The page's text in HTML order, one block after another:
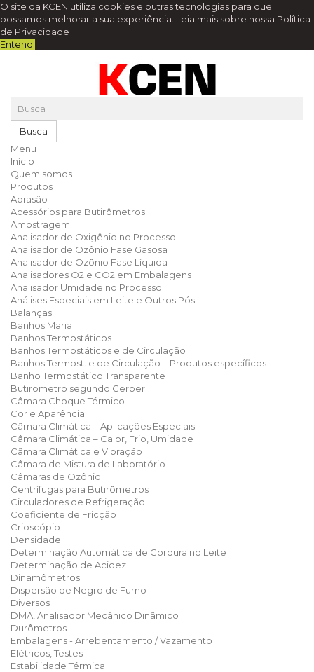
O site da KCEN utiliza cookies e outras tecnologias para que
possamos melhorar a sua experiência. Leia mais sobre nossa Política
de Privacidade
Entendi
Busca
Menu
Início
Quem somos
Produtos
Abrasão
Acessórios para Butirômetros
Amostragem
Analisador de Oxigênio no Processo
Analisador de Ozônio Fase Gasosa
Analisador de Ozônio Fase Líquida
Analisadores O2 e CO2 em Embalagens
Analisador Umidade no Processo
Análises Especiais em Leite e Outros Pós
Balanças
Banhos Maria
Banhos Termostáticos
Banhos Termostáticos e de Circulação
Banhos Termost. e de Circulação – Produtos específicos
Banho Termostático Transparente
Butirometro segundo Gerber
Câmara Choque Térmico
Cor e Aparência
Câmara Climática – Aplicações Especiais
Câmara Climática – Calor, Frio, Umidade
Câmara Climática e Vibração
Câmara de Mistura de Laboratório
Câmaras de Ozônio
Centrífugas para Butirômetros
Circuladores de Refrigeração
Coeficiente de Fricção
Crioscópio
Densidade
Determinação Automática de Gordura no Leite
Determinação de Acidez
Dinamômetros
Dispersão de Negro de Fumo
Diversos
DMA, Analisador Mecânico Dinâmico
Durômetros
Embalagens - Arrebentamento / Vazamento
Elétricos, Testes
Estabilidade Térmica